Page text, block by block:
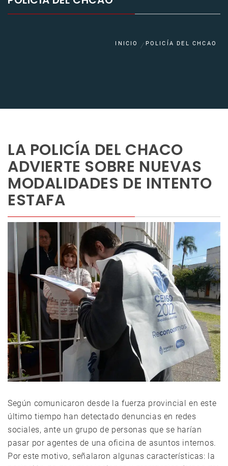
INICIO POLICÍA DEL CHCAO
LA POLICÍA DEL CHACO
ADVIERTE SOBRE NUEVAS
MODALIDADES DE INTENTO
ESTAFA
Según comunicaron desde la fuerza provincial en este
último tiempo han detectado denuncias en redes
sociales, ante un grupo de personas que se harían
pasar por agentes de una oficina de asuntos internos.
Por este motivo, señalaron algunas características: la